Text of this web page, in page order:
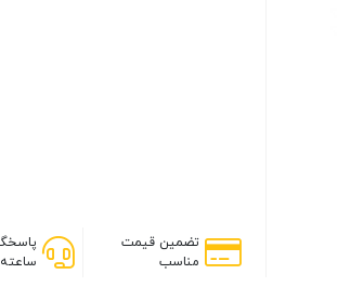
تضمین قیمت
مناسب
ساعته